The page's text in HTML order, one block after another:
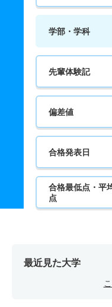
学部・学科
先輩体験記
偏差値
合格発表日
合格最低点・平
点
最近見た大学